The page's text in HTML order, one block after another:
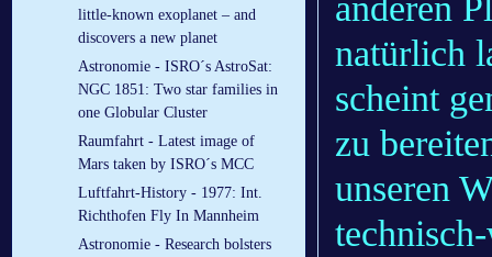
little-known exoplanet – and
discovers a new planet
Astronomie - ISRO´s AstroSat:
NGC 1851: Two star families in
one Globular Cluster
Raumfahrt - Latest image of
Mars taken by ISRO´s MCC
Luftfahrt-History - 1977: Int.
Richthofen Fly In Mannheim
Astronomie - Research bolsters
anderen
natürlich
scheint
zu
unseren